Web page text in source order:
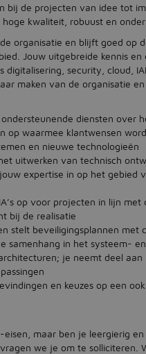
bij de projecten van idee tot
kwaliteit, robuust en
organisatie en blijft goed op
Jouw uitgebreide kennis
digitalisering, security, cloud,
maken van de organisatie en
diensten over
op waarmee klantwensen
en nieuwe technologieën
uitwerken van technisch
expertise in op het gebied
op voor projecten in lijn
bij de realisatie
stelt beveiligingsplannen met
samenhang in het systeem-
je neemt deel aan
en keuzes op een
maar ben je leergierig
we je om te solliciteren.